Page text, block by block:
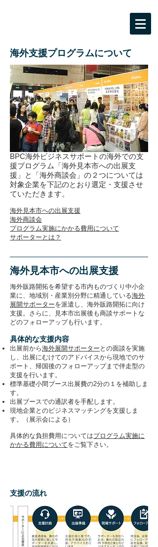
海外支援プログラムについて
BPC海外ビジネスサポートの海外での支
援プログラム「海外見本市への出展支
援」と「海外商談会」の２つについては
対象企業を下記のとおり選定・支援させ
ていただきます。
海外見本市への出展支援
海外商談会
プログラム実施にかかる費用について
サポーターとは？
海外見本市への出展支援
海外販路開拓を希望する市内ものづくり中小企
業に、地域別・産業別分野に精通している海外
展開サポーターを派遣し、海外販路開拓に向け
支援。さらに、見本市出展後も商談サポートな
どのフォローアップも行います。
具体的な支援内容
出展前から海外展開サポーター との面談を実施
し、出展にむけてのアドバイスから現地でのサ
ポート、帰国後のフォローアップまで伴走型の
支援を行います。
標準基礎小間ブース出展費の2分の１を補助しま
す。
出展ブースでの通訳者を手配します。
現地企業とのビジネスマッチングを支援しま
す。（展示会による）
具体的な負担費用についてはプログラム実施に
かかる費用についてをご覧下さい。
支援の流れ